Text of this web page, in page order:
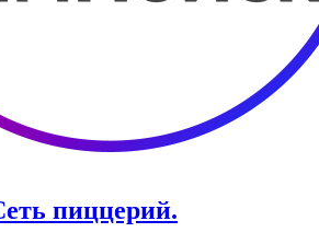
пиццерий.